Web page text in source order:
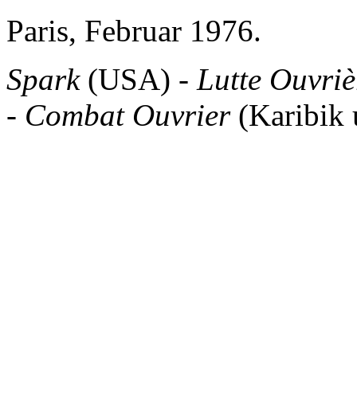
Paris, Februar 1976.
Spark(USA) - Lutte
- Combat Ouvrier(Karibik